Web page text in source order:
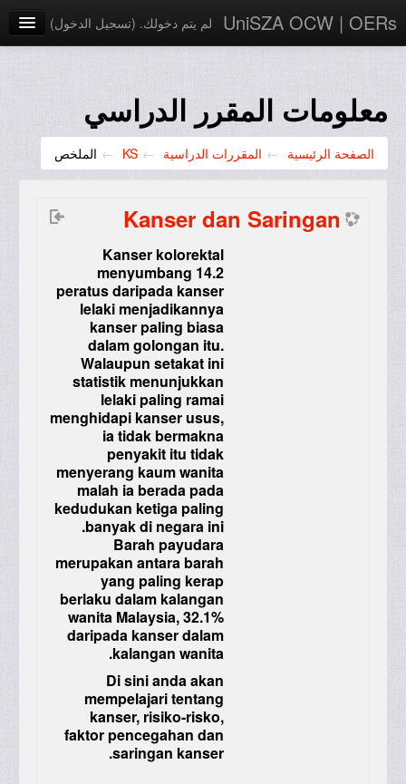
UniSZA OCW | OERs لم يتم دخولك. (تسجيل الدخول)
e-Aduan
e-Learning Website
UniSZA Website
معلومات المقرر الدراسي
الصفحة الرئيسية ← المقررات الدراسية ←
KS
← الملخص
Kanser dan Saringan
Kanser kolorektal
menyumbang 14.2
peratus daripada kanser
lelaki menjadikannya
kanser paling biasa
dalam golongan itu.
Walaupun setakat ini
statistik menunjukkan
lelaki paling ramai
menghidapi kanser usus,
ia tidak bermakna
penyakit itu tidak
menyerang kaum wanita
malah ia berada pada
kedudukan ketiga paling
banyak di negara ini.
Barah payudara
merupakan antara barah
yang paling kerap
berlaku dalam kalangan
wanita Malaysia, 32.1%
daripada kanser dalam
kalangan wanita.
Di sini anda akan
mempelajari tentang
kanser, risiko-risko,
faktor pencegahan dan
saringan kanser.